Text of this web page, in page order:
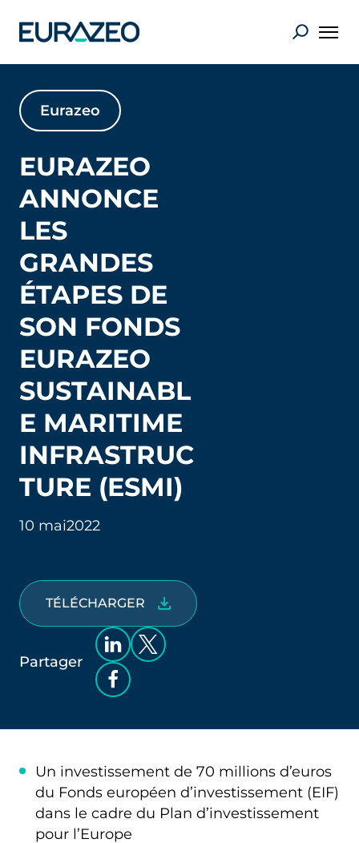
Eurazeo
EURAZEO
ANNONCE
LES
GRANDES
ÉTAPES DE
SON FONDS
EURAZEO
SUSTAINABL
E MARITIME
INFRASTRUC
TURE (ESMI)
10 mai2022
TÉLÉCHARGER
Partager
Un investissement de 70 millions d’euros
du Fonds européen d’investissement (EIF)
dans le cadre du Plan d’investissement
pour l’Europe